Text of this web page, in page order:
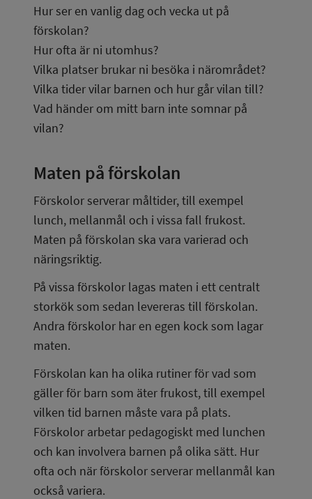
Hur ser en vanlig dag och vecka ut på
förskolan?
Hur ofta är ni utomhus?
Vilka platser brukar ni besöka i närområdet?
Vilka tider vilar barnen och hur går vilan till?
Vad händer om mitt barn inte somnar på
vilan?
Maten på förskolan
Förskolor serverar måltider, till exempel
lunch, mellanmål och i vissa fall frukost.
Maten på förskolan ska vara varierad och
näringsriktig.
På vissa förskolor lagas maten i ett centralt
storkök som sedan levereras till förskolan.
Andra förskolor har en egen kock som lagar
maten.
Förskolan kan ha olika rutiner för vad som
gäller för barn som äter frukost, till exempel
vilken tid barnen måste vara på plats.
Förskolor arbetar pedagogiskt med lunchen
och kan involvera barnen på olika sätt. Hur
ofta och när förskolor serverar mellanmål kan
också variera.